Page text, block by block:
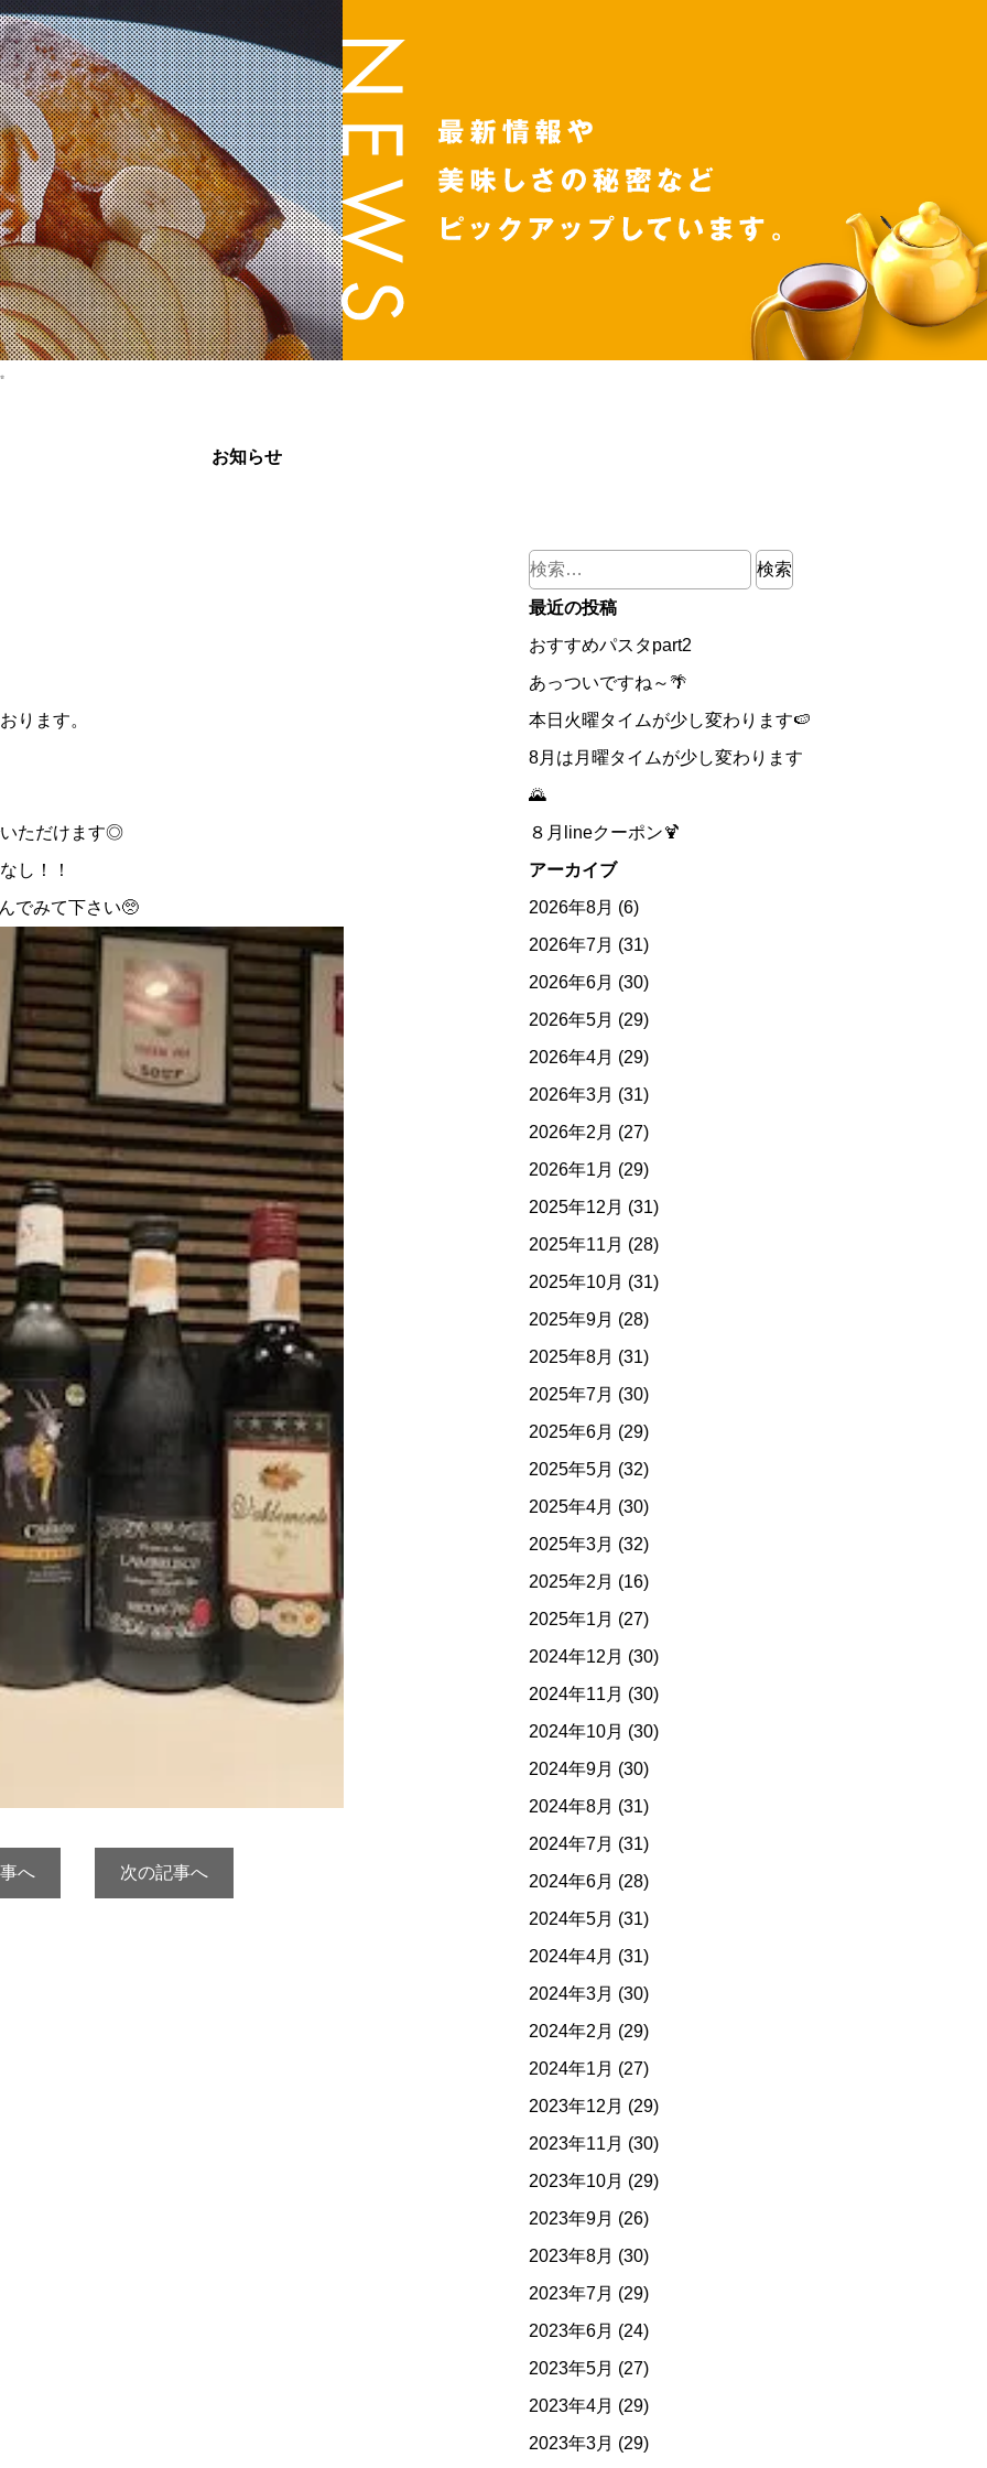
お知らせ
ります。
いただけます◎
し！！
でみて下さい🥺
へ 次の記事へ
検
索:
最近の投稿
おすすめパスタpart2
あっついですね～🌴
本日火曜タイムが少し変わります🍉
8月は月曜タイムが少し変わります
🌄
８月lineクーポン🍹
アーカイブ
2026年8月 (6)
2026年7月 (31)
2026年6月 (30)
2026年5月 (29)
2026年4月 (29)
2026年3月 (31)
2026年2月 (27)
2026年1月 (29)
2025年12月 (31)
2025年11月 (28)
2025年10月 (31)
2025年9月 (28)
2025年8月 (31)
2025年7月 (30)
2025年6月 (29)
2025年5月 (32)
2025年4月 (30)
2025年3月 (32)
2025年2月 (16)
2025年1月 (27)
2024年12月 (30)
2024年11月 (30)
2024年10月 (30)
2024年9月 (30)
2024年8月 (31)
2024年7月 (31)
2024年6月 (28)
2024年5月 (31)
2024年4月 (31)
2024年3月 (30)
2024年2月 (29)
2024年1月 (27)
2023年12月 (29)
2023年11月 (30)
2023年10月 (29)
2023年9月 (26)
2023年8月 (30)
2023年7月 (29)
2023年6月 (24)
2023年5月 (27)
2023年4月 (29)
2023年3月 (29)